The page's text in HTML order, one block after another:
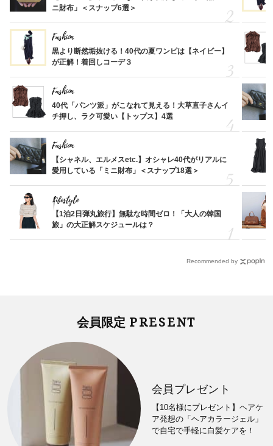
ニ財布」＜スナップ6選＞
Fashion
黒より断然垢抜ける！40代の夏ワンピは【ネイビー】
が正解！着回しコーデ３
Fashion
40代「パンツ派」がこなれて見える！大草直子さんイ
チ押し、ラク可愛い【トップス】4選
Fashion
【シャネル、エルメスetc.】オシャレ40代がリアルに
愛用している「ミニ財布」＜スナップ18選＞
Lifestyle
【1泊2日弾丸旅行】無駄な時間ゼロ！「大人の韓国
旅」の大正解スケジュールは？
Recommended by
会員限定 PRESENT
会員プレゼント
【10名様にプレゼント】ヘアケ
ア発想の「ヘアカラージェル」
で自宅で手軽に白髪ケアを！